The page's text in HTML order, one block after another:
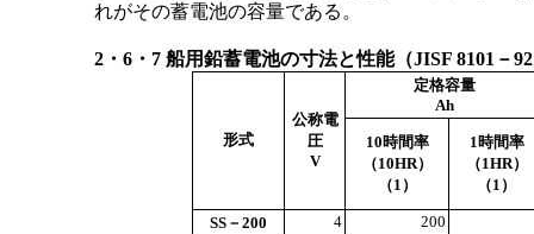
れがその蓄電池の容量である。
2・6・7 船用鉛蓄電池の寸法と性能（JISF 8101－
形式
公称電
圧
V
定格容量
Ah
10時間率
（10HR）
（1）
1時間率
（1HR）
（1）
SS－200 4
200